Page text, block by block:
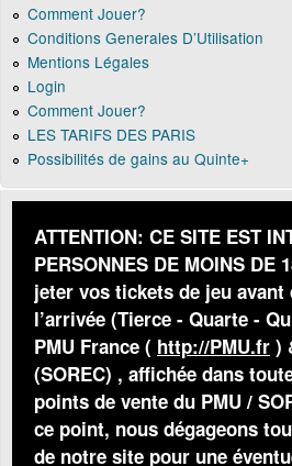
Comment Jouer?
Conditions Generales D’Utilisation
Mentions Légales
Login
Comment Jouer?
LES TARIFS DES PARIS
Possibilités de gains au Quinte+
ATTENTION: CE SITE EST
PERSONNES DE MOINS DE
jeter vos tickets de jeu
l’arrivée (Tierce - Quarte -
PMU France ( http://PMU.fr )
(SOREC) , affichée dans
points de vente du PMU /
ce point, nous dégageons
de notre site pour une